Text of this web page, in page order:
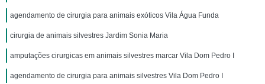
agendamento de cirurgia para animais exóticos Vila Água Funda
cirurgia de animais silvestres Jardim Sonia Maria
amputações cirurgicas em animais silvestres marcar Vila Dom Pedro I
agendamento de cirurgia para animais silvestres Vila Dom Pedro I